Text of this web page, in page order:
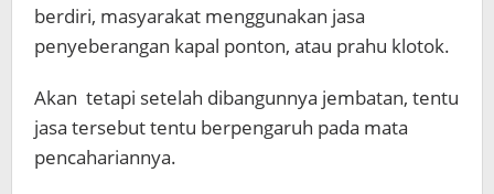
berdiri, masyarakat menggunakan jasa
penyeberangan kapal ponton, atau prahu klotok.
Akan tetapi setelah dibangunnya jembatan, tentu
jasa tersebut tentu berpengaruh pada mata
pencahariannya.